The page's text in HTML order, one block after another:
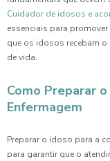
Cuidador de idosos e
essenciais para
que os idosos recebam
de vida.
Como Preparar
Enfermagem
Preparar o idoso para a
para garantir que o